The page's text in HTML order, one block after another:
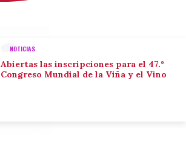
NOTICIAS
Abiertas las inscripciones para el 47.º
Congreso Mundial de la Viña y el Vino